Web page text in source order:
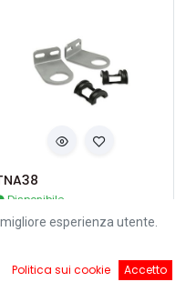
Disponibile
per vedere i prezzi
esperienza utente.
Politica sui cookie Accetto